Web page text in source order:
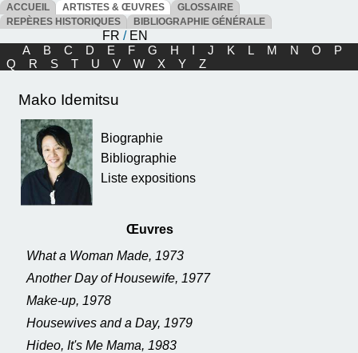
ACCUEIL ARTISTES & ŒUVRES
GLOSSAIRE
REPÈRES HISTORIQUES
BIBLIOGRAPHIE GÉNÉRALE
FR / EN
A
B C D E F G H I J K L M N O
P
Q
R S T U V W X Y Z